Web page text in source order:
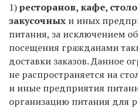
1)ресторанов, кафе,
закусочных и иных
питания, за исключением
посещения гражданами
доставки заказов. Данное
не распространяется на
и иные предприятия
организацию питания для